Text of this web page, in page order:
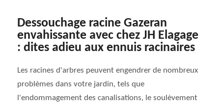
Dessouchage racine Gazeran
envahissante avec chez JH Elagage
: dites adieu aux ennuis racinaires
Les racines d'arbres peuvent engendrer de nombreux
problèmes dans votre jardin, tels que
l'endommagement des canalisations, le soulèvement